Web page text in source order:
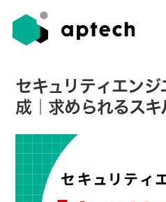
セキュリティエン
成｜求められるス